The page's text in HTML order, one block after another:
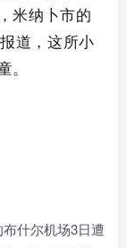
米纳卜市的
道，这所小
什尔机场3日遭